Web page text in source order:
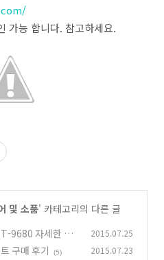
가능 합니다. 참고하세요.
및 소품' 카테고리의 다른 글
9680 자세한 리
2015.07.25
구매 후기 (5) 2015.07.23